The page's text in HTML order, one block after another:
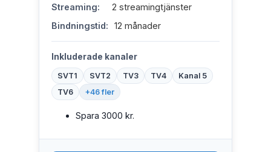
Streaming:
2 streamingtjänster
Bindningstid:
12 månader
Inkluderade kanaler
SVT1 SVT2 TV3 TV4
Kanal 5
TV6
+46 fler
Spara 3000 kr.